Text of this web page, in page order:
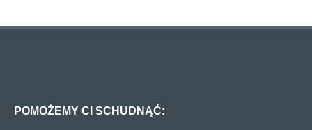
POMOŻEMY CI SCHUDNĄĆ: